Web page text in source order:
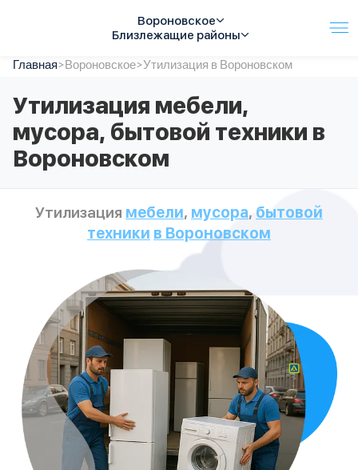
Вороновское
Близлежащие районы
Услуги
Автопарк
Тарифы
Акции
О компании
Отзывы
Спецтехника
Главная>Вороновское>Утилизация в Вороновском
Утилизация мебели,
мусора, бытовой техники в
Вороновском
Утилизация мебели, мусора, бытовой
техники в Вороновском